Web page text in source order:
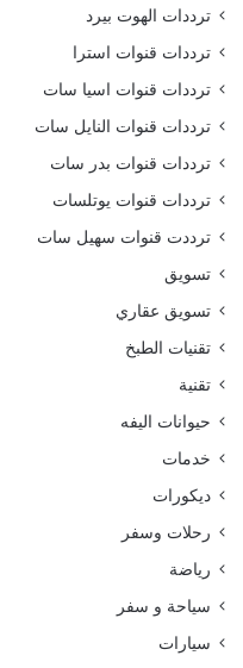
ترددات الهوت بيرد
ترددات قنوات استرا
ترددات قنوات اسيا سات
ترددات قنوات النايل سات
ترددات قنوات بدر سات
ترددات قنوات يوتلسات
ترددت قنوات سهيل سات
تسويق
تسويق عقاري
تقنيات الطبخ
تقنية
حيوانات اليفه
خدمات
ديكورات
رحلات وسفر
رياضة
سياحة و سفر
سيارات